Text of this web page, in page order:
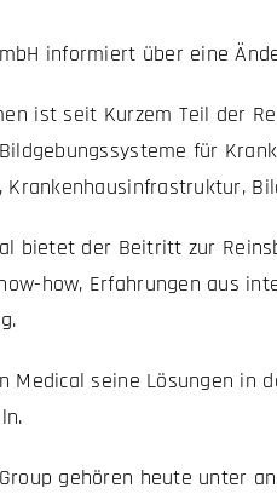
informiert über eine
ist seit Kurzem Teil der
für
Krankenhausinfrastruktur,
bietet der Beitritt zur
how, Erfahrungen aus
Medical seine Lösungen in
gehören heute unter